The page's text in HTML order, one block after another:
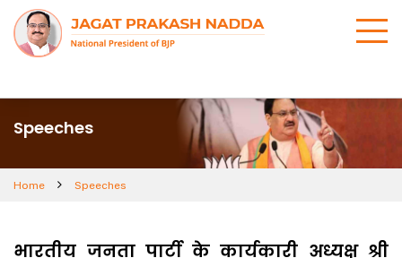
Speeches
Home Speeches
भारतीय जनता पार्टी के कार्यकारी अध्यक्ष श्री